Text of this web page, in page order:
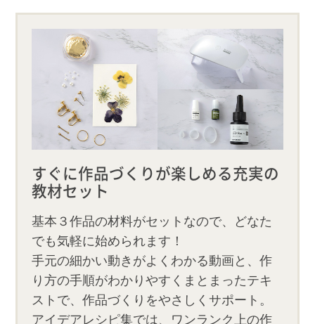
すぐに作品づくりが楽しめる充実の
教材セット
基本３作品の材料がセットなので、どなた
でも気軽に始められます！
手元の細かい動きがよくわかる動画と、作
り方の手順がわかりやすくまとまったテキ
ストで、作品づくりをやさしくサポート。
アイデアレシピ集では、ワンランク上の作